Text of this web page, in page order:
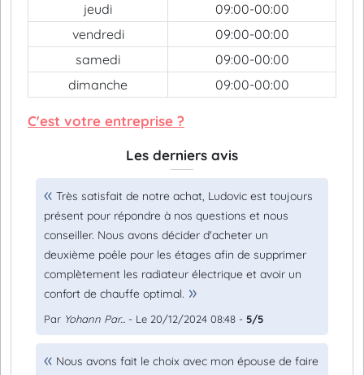
jeudi
09:00-00:00
vendredi
09:00-00:00
samedi
09:00-00:00
dimanche
09:00-00:00
C'est votre entreprise ?
Les derniers avis
Très satisfait de notre achat, Ludovic est toujours
présent pour répondre à nos questions et nous
conseiller. Nous avons décider d'acheter un
deuxième poêle pour les étages afin de supprimer
complètement les radiateur électrique et avoir un
confort de chauffe optimal.
Par Yohann Par... - Le 20/12/2024 08:48 - 5/5
Nous avons fait le choix avec mon épouse de faire